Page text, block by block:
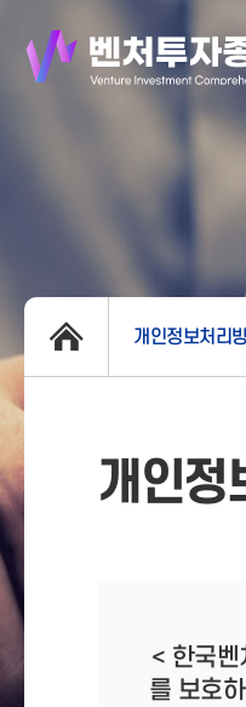
개인정보처리
개인정
< 한국
를 보호